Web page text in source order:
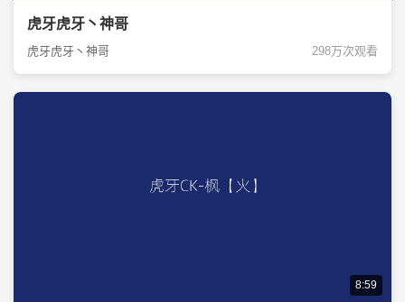
虎牙虎牙丶神哥
虎牙虎牙丶神哥 298万次观看
8:59